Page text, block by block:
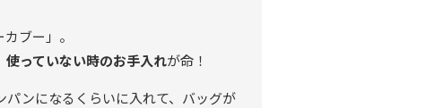
ブー」。
使っていない時のお手入れが命！
ンになるくらいに入れて、バッグが